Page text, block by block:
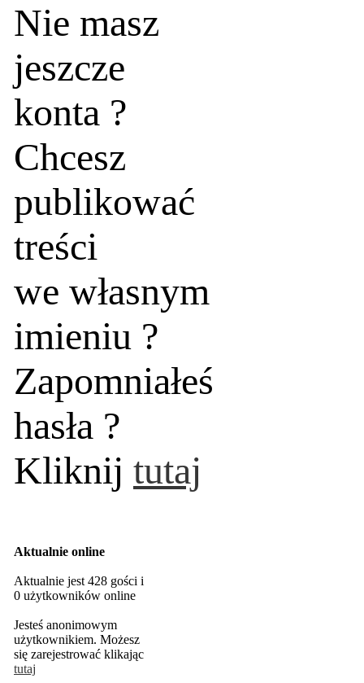
Nie masz
jeszcze
konta ?
Chcesz
publikować
treści
we własnym
imieniu ?
Zapomniałeś
hasła ?
Kliknij tutaj
Aktualnie online
Aktualnie jest 428 gości i
0 użytkowników online
Jesteś anonimowym
użytkownikiem. Możesz
się zarejestrować klikając
tutaj